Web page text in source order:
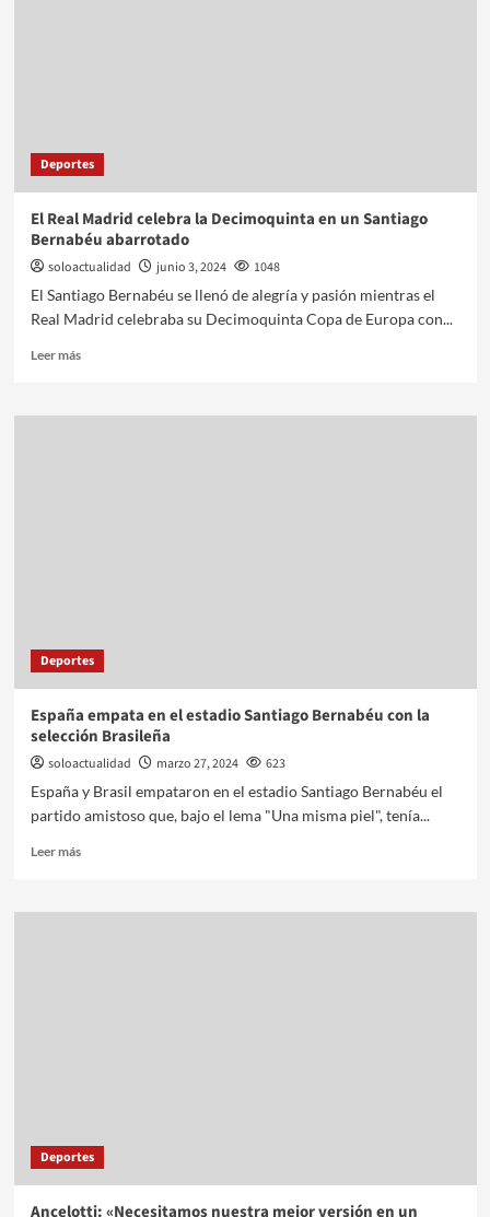
Deportes
El Real Madrid celebra la Decimoquinta en un Santiago
Bernabéu abarrotado
soloactualidad junio 3, 2024
1048
El Santiago Bernabéu se llenó de alegría y pasión mientras el
Real Madrid celebraba su Decimoquinta Copa de Europa con...
Leer más
Deportes
España empata en el estadio Santiago Bernabéu con la
selección Brasileña
soloactualidad marzo 27, 2024
623
España y Brasil empataron en el estadio Santiago Bernabéu el
partido amistoso que, bajo el lema "Una misma piel", tenía...
Leer más
Deportes
Ancelotti: «Necesitamos nuestra mejor versión en un